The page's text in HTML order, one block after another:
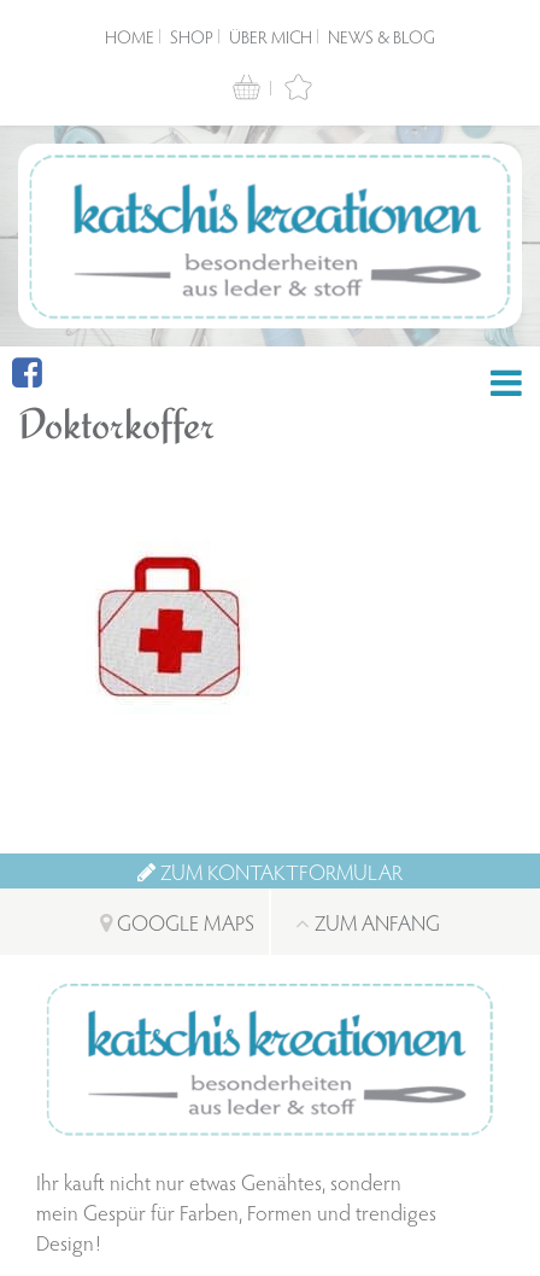
HOME SHOP ÜBER MICH NEWS & BLOG
Doktorkoffer
ZUM KONTAKTFORMULAR
GOOGLE MAPS
ZUM ANFANG
Ihr kauft nicht nur etwas Genähtes, sondern
mein Gespür für Farben, Formen und trendiges
Design!